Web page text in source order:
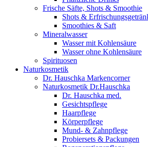
Frische Säfte, Shots & Smoothie
Shots &
Smoothies & Saft
Mineralwasser
Wasser mit Kohlensäure
Wasser ohne Kohlensäure
Spirituosen
Naturkosmetik
Dr. Hauschka Markencorner
Naturkosmetik Dr.Hauschka
Dr. Hauschka med.
Gesichtspflege
Haarpflege
Körperpflege
Mund- & Zahnpflege
Probiersets & Packungen